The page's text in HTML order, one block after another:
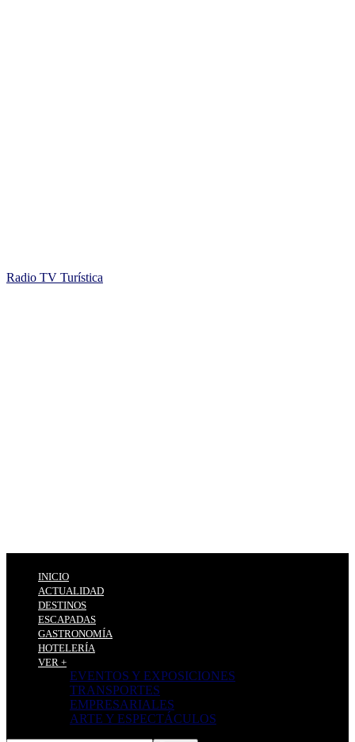
Radio TV Turística
INICIO
ACTUALIDAD
DESTINOS
ESCAPADAS
GASTRONOMÍA
HOTELERÍA
VER +
EVENTOS Y EXPOSICIONES
TRANSPORTES
EMPRESARIALES
ARTE Y ESPECTÁCULOS